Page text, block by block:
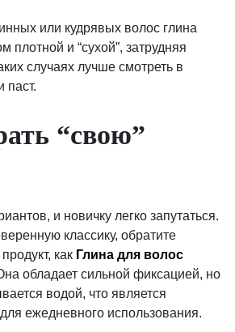
или кудрявых волос глина
плотной и “сухой”, затрудняя
случаях лучше смотреть в
паст.
“свою”
и новичку легко запутаться.
классику, обратите
как Глина для волос
обладает сильной фиксацией, но
водой, что является
ежедневного использования.